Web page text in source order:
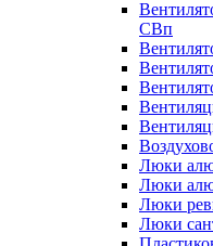
СВп
Люки
Люки
Люки
Люки